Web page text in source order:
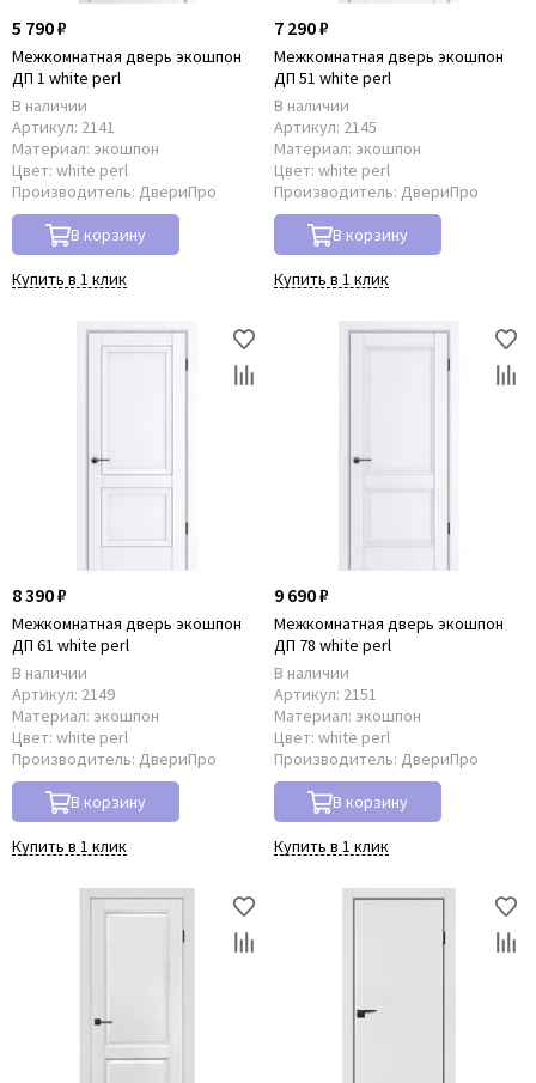
5 790 ₽
Межкомнатная дверь экошпон
ДП 1 white perl
В наличии
Артикул: 2141
Материал: экошпон
Цвет: white perl
Производитель: ДвериПро
В корзину
Купить в 1 клик
7 290 ₽
Межкомнатная дверь экошпон
ДП 51 white perl
В наличии
Артикул: 2145
Материал: экошпон
Цвет: white perl
Производитель: ДвериПро
В корзину
Купить в 1 клик
8 390 ₽
Межкомнатная дверь экошпон
ДП 61 white perl
В наличии
Артикул: 2149
Материал: экошпон
Цвет: white perl
Производитель: ДвериПро
В корзину
Купить в 1 клик
9 690 ₽
Межкомнатная дверь экошпон
ДП 78 white perl
В наличии
Артикул: 2151
Материал: экошпон
Цвет: white perl
Производитель: ДвериПро
В корзину
Купить в 1 клик